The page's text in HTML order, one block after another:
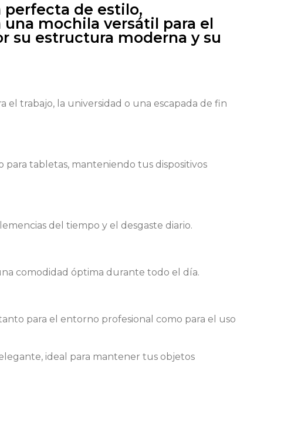
de estilo,
mochila versátil para el
su estructura moderna y su
el trabajo, la universidad o una escapada de fin
tabletas, manteniendo tus dispositivos
del tiempo y el desgaste diario.
comodidad óptima durante todo el día.
para el entorno profesional como para el uso
ideal para mantener tus objetos